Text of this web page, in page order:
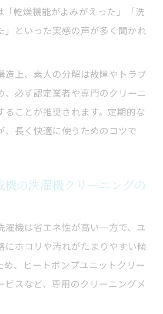
「乾燥機能がよみがえった」「洗
」といった実感の声が多く聞かれ
造上、素人の分解は故障やトラブ
、必ず認定業者や専門のクリーニ
ることが推奨されます。定期的な
、長く快適に使うためのコツで
機の洗濯機クリーニングの
濯機は省エネ性が高い一方で、ユ
にホコリや汚れがたまりやすい傾
め、ヒートポンプユニットクリー
ビスなど、専用のクリーニングメ